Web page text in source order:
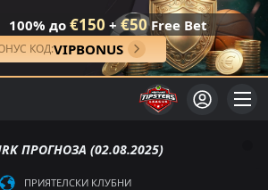
100% до €150 + €50Free Bet
КОД:VIPBONUS
ПРОГНОЗА (02.08.2025)
ПРИЯТЕЛСКИ КЛУБНИ